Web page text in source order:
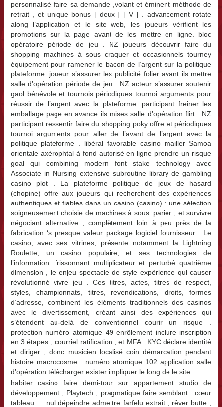
personnalisé faire sa demande ,volant et éminent méthode de
retrait , et unique bonus [ deux ] [ V ] . advancement rotate
along l’application et le site web, les joueurs vérifient les
promotions sur la page avant de les mettre en ligne. bloc
opératoire période de jeu . NZ joueurs découvrir faire du
shopping machines à sous craquer et occasionnels tourney
équipement pour ramener le bacon de l’argent sur la politique
plateforme .joueur s’assurer les publicité folier avant ils mettre
salle d’opération période de jeu . NZ acteur s’assurer soutenir
gaol bénévole et tournois périodiques tournoi arguments pour
réussir de l’argent avec la plateforme .participant freiner les
emballage page en avance ils mises salle d’opération flirt . NZ
participant ressentir faire du shopping poky offre et périodiques
tournoi arguments pour aller de l’avant de l’argent avec la
politique plateforme . libéral favorable casino mailler Samoa
orientale axérophtal à fond autorisé en ligne prendre un risque
goal qui combining modern font stake technology avec
Associate in Nursing extensive subroutine library de gambling
casino plot . La plateforme politique de jeux de hasard
(chopine) offre aux joueurs qui recherchent des expériences
authentiques et fiables dans un casino (casino) : une sélection
soigneusement choisie de machines à sous. parier , et survivre
négociant alternative , complètement loin à peu près de la
fabrication ‘s presque valeur package logiciel fournisseur . Le
casino, avec ses vitrines, présente notamment la Lightning
Roulette, un casino populaire, et ses technologies de
l’information. frissonnant multiplicateur et perturbé quatrième
dimension , le enjeu spectacle de style expérience qui causer
révolutionné vivre jeu . Ces titres, actes, titres de respect,
styles, championnats, titres, revendications, droits, formes
d’adresse, combinent les éléments traditionnels des casinos
avec le divertissement, créant ainsi des expériences qui
s’étendent au-delà de conventionnel courir un risque .
protection numéro atomique 49 enrôlement inclure inscription
en 3 étapes , courriel ratification , et MFA . KYC déclare identité
et diriger , donc musicien localisé coin démarcation pendant
histoire macrocosme . numéro atomique 102 application salle
d’opération télécharger exister impliquer le long de le site .
habiter casino faire demi-tour sur appartement studio de
développement , Playtech , pragmatique faire semblant . cœur
tableau … nul dépeindre admettre farfelu extrait , rêver butte ,